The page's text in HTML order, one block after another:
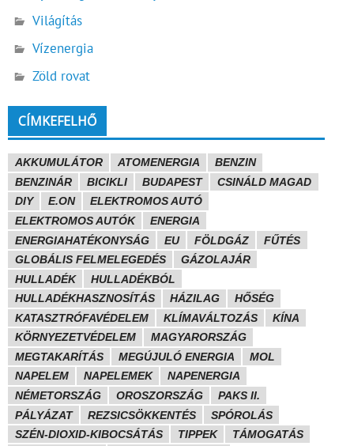
Világítás
Vízenergia
Zöld rovat
CÍMKEFELHŐ
AKKUMULÁTOR ATOMENERGIA
BENZIN
BENZINÁR
BICIKLI BUDAPEST
CSINÁLD MAGAD
DIY
E.ON
ELEKTROMOS AUTÓ
ELEKTROMOS AUTÓK
ENERGIA
ENERGIAHATÉKONYSÁG
EU FÖLDGÁZ
FŰTÉS
GLOBÁLIS FELMELEGEDÉS
GÁZOLAJÁR
HULLADÉK
HULLADÉKBÓL
HULLADÉKHASZNOSÍTÁS
HÁZILAG
HŐSÉG
KATASZTRÓFAVÉDELEM
KLÍMAVÁLTOZÁS
KÍNA
KÖRNYEZETVÉDELEM
MAGYARORSZÁG
MEGTAKARÍTÁS
MEGÚJULÓ ENERGIA
MOL
NAPELEM
NAPELEMEK
NAPENERGIA
NÉMETORSZÁG
OROSZORSZÁG
PAKS II.
PÁLYÁZAT
REZSICSÖKKENTÉS
SPÓROLÁS
SZÉN-DIOXID-KIBOCSÁTÁS
TIPPEK
TÁMOGATÁS